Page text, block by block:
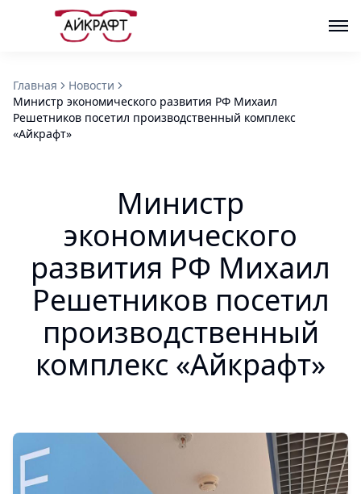
Главная
Новости
Министр экономического развития РФ Михаил
Решетников посетил производственный комплекс
«Айкрафт»
Министр
экономического
развития РФ Михаил
Решетников посетил
производственный
комплекс «Айкрафт»